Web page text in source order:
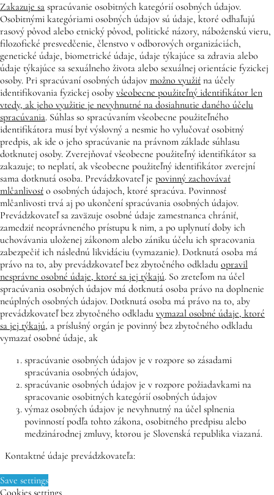
Zakazuje sa spracúvanie osobitných kategórií osobných údajov.
Osobitnými kategóriami osobných údajov sú údaje, ktoré odhaľujú
rasový pôvod alebo etnický pôvod, politické názory, náboženskú vieru,
filozofické presvedčenie, členstvo v odborových organizáciách,
genetické údaje, biometrické údaje, údaje týkajúce sa zdravia alebo
údaje týkajúce sa sexuálneho života alebo sexuálnej orientácie fyzickej
osoby. Pri spracúvaní osobných údajov možno využiť na účely
identifikovania fyzickej osoby všeobecne použiteľný identifikátor len
vtedy, ak jeho využitie je nevyhnutné na dosiahnutie daného účelu
spracúvania. Súhlas so spracúvaním všeobecne použiteľného
identifikátora musí byť výslovný a nesmie ho vylučovať osobitný
predpis, ak ide o jeho spracúvanie na právnom základe súhlasu
dotknutej osoby. Zverejňovať všeobecne použiteľný identifikátor sa
zakazuje; to neplatí, ak všeobecne použiteľný identifikátor zverejní
sama dotknutá osoba. Prevádzkovateľ je povinný zachovávať
mlčanlivosť o osobných údajoch, ktoré spracúva. Povinnosť
mlčanlivosti trvá aj po ukončení spracúvania osobných údajov.
Prevádzkovateľ sa zaväzuje osobné údaje zamestnanca chrániť,
zamedziť neoprávneného prístupu k nim, a po uplynutí doby ich
uchovávania uloženej zákonom alebo zániku účelu ich spracovania
zabezpečiť ich následnú likvidáciu (vymazanie). Dotknutá osoba má
právo na to, aby prevádzkovateľ bez zbytočného odkladu opravil
nesprávne osobné údaje, ktoré sa jej týkajú. So zreteľom na účel
spracúvania osobných údajov má dotknutá osoba právo na doplnenie
neúplných osobných údajov. Dotknutá osoba má právo na to, aby
prevádzkovateľ bez zbytočného odkladu vymazal osobné údaje, ktoré
sa jej týkajú, a príslušný orgán je povinný bez zbytočného odkladu
vymazať osobné údaje, ak
spracúvanie osobných údajov je v rozpore so zásadami
spracúvania osobných údajov,
spracúvanie osobných údajov je v rozpore požiadavkami na
spracovanie osobitných kategórií osobných údajov
výmaz osobných údajov je nevyhnutný na účel splnenia
povinností podľa tohto zákona, osobitného predpisu alebo
medzinárodnej zmluvy, ktorou je Slovenská republika viazaná.
Kontaktné údaje prevádzkovateľa:
Save settings